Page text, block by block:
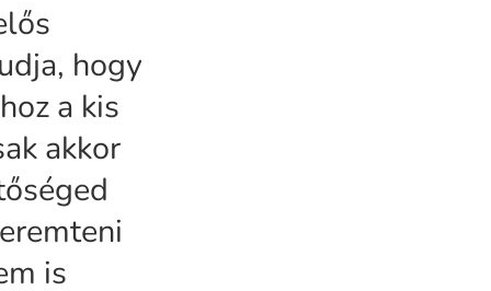
hogy
a kis
akkor
is